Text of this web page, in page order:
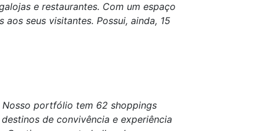
e restaurantes. Com um espaço
seus visitantes. Possui, ainda, 15
portfólio tem 62 shoppings
de convivência e experiência